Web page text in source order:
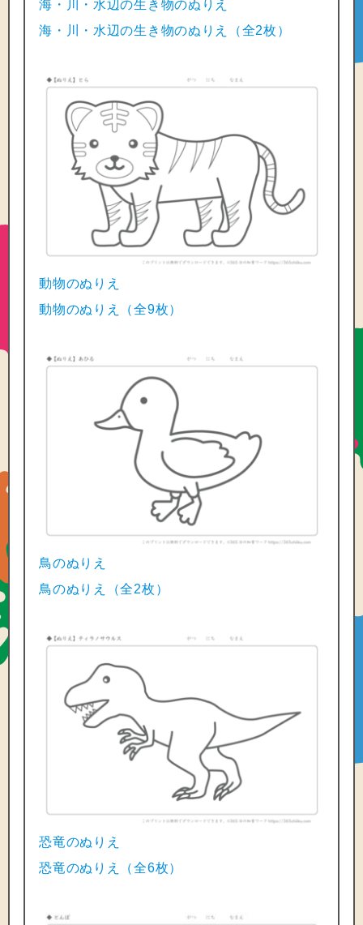
海・川・水辺の生き物のぬりえ
海・川・水辺の生き物のぬりえ（全2枚）
動物のぬりえ
動物のぬりえ（全9枚）
鳥のぬりえ
鳥のぬりえ（全2枚）
恐竜のぬりえ
恐竜のぬりえ（全6枚）